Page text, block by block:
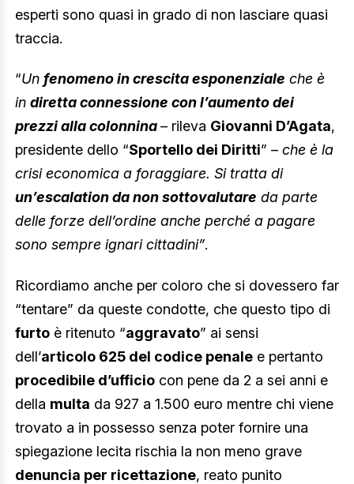
esperti sono quasi in grado di non lasciare quasi
traccia.
“Un fenomeno in crescita esponenziale che è
in diretta connessione con l’aumento dei
prezzi alla colonnina– rileva Giovanni D’Agata,
presidente dello “Sportello dei Diritti” – che è la
crisi economica a foraggiare. Si tratta di
un’escalation da non sottovalutare da parte
delle forze dell’ordine anche perché a pagare
sono sempre ignari cittadini”.
Ricordiamo anche per coloro che si dovessero far
“tentare” da queste condotte, che questo tipo di
furto è ritenuto “aggravato” ai sensi
dell’articolo 625 del codice penale e pertanto
procedibile d’ufficio con pene da 2 a sei anni e
della multa da 927 a 1.500 euro mentre chi viene
trovato a in possesso senza poter fornire una
spiegazione lecita rischia la non meno grave
denuncia per ricettazione, reato punito